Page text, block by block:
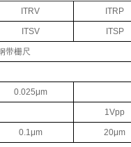
ITRV ITRP
ITSV ITSP
带栅尺
0.025μm
1Vpp
0.1μm 20μm